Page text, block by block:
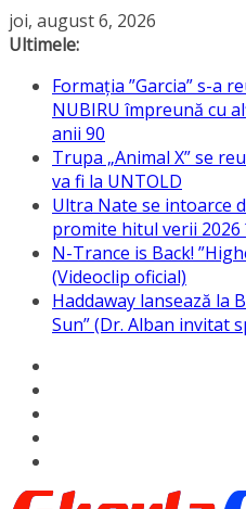
Sari
la
joi, august 6, 2026
Ultimele:
Formația ”Garcia” s-a
NUBIRU împreună cu
anii 90
Trupa „Animal X” se
va fi la UNTOLD
Ultra Nate se intoarce
promite hitul verii
N-Trance is Back!
(Videoclip oficial)
Haddaway lansează la
Sun” (Dr. Alban invitat